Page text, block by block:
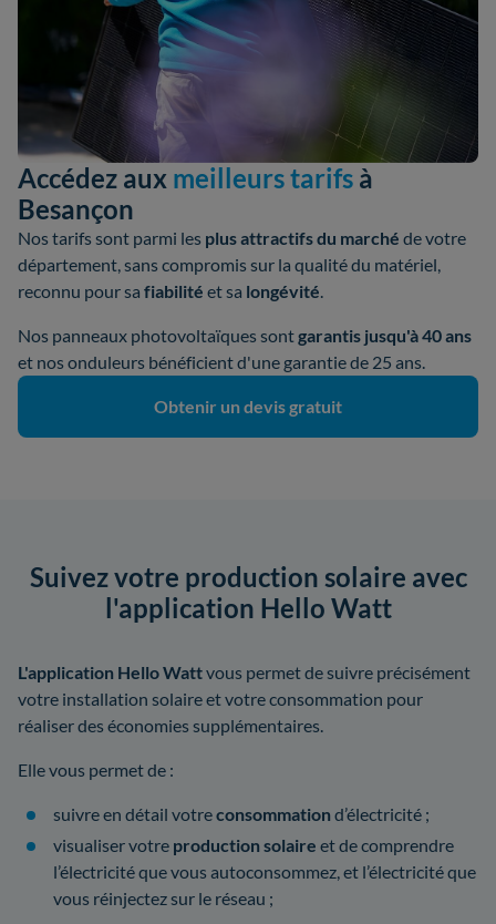
Accédez aux meilleurs tarifs à
Besançon
Nos tarifs sont parmi les plus attractifs du marché de votre
département, sans compromis sur la qualité du matériel,
reconnu pour sa fiabilité et sa longévité.
Nos panneaux photovoltaïques sontgarantis jusqu'à 40 ans
et nos onduleurs bénéficient d'une garantie de 25 ans.
Obtenir un devis gratuit
Suivez votre production solaire avec
l'application Hello Watt
L'application Hello Wattvous permet de suivre précisément
votre installation solaire et votre consommation pour
réaliser des économies supplémentaires.
Elle vous permet de :
suivre en détail votreconsommation d’électricité ;
visualiser votre production solaire et de comprendre
l’électricité que vous autoconsommez, et l’électricité que
vous réinjectez sur le réseau ;